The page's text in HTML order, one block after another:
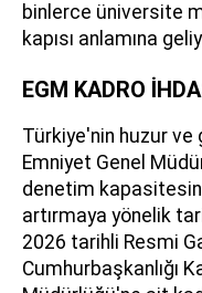
binlerce üniversite
kapısı anlamına
EGM KADRO
Türkiye'nin huzur ve
Emniyet Genel
denetim
artırmaya yönelik
2026 tarihli Resmi
Cumhurbaşkanlığı